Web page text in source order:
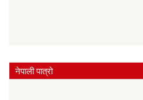
नेपाली पात्रो